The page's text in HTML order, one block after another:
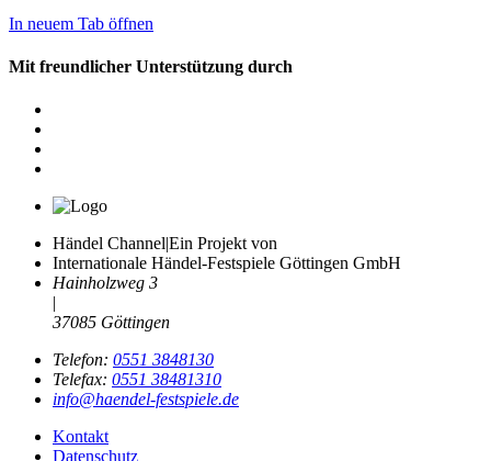
In neuem Tab öffnen
Mit freundlicher Unterstützung durch
Händel Channel|Ein Projekt von
Internationale Händel-Festspiele Göttingen GmbH
Hainholzweg 3
|
37085 Göttingen
Telefon: 0551 3848130
Telefax: 0551 38481310
info@haendel-festspiele.de
Kontakt
Datenschutz